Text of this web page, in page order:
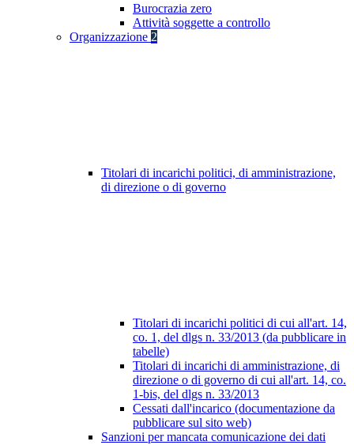
Burocrazia zero
Attività soggette a controllo
Organizzazione 2
Titolari di incarichi politici, di amministrazione,
di direzione o di governo
Titolari di incarichi politici di cui all'art. 14,
co. 1, del dlgs n. 33/2013 (da pubblicare in
tabelle)
Titolari di incarichi di amministrazione, di
direzione o di governo di cui all'art. 14, co.
1-bis, del dlgs n. 33/2013
Cessati dall'incarico (documentazione da
pubblicare sul sito web)
Sanzioni per mancata comunicazione dei dati